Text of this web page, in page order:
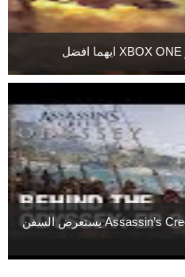
فيديو جديد للعبة Assassin’s Creed Odyssey يستعرض السفن